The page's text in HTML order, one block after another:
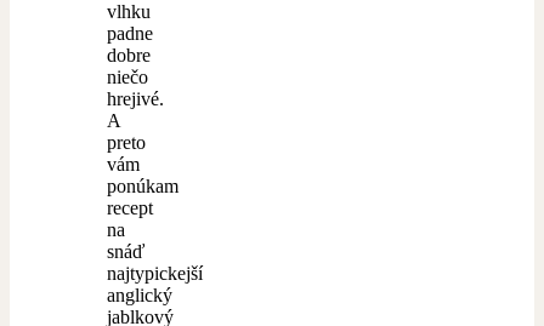
vlhku
padne
dobre
niečo
hrejivé.
A
preto
vám
ponúkam
recept
na
snáď
najtypickejší
anglický
jablkový